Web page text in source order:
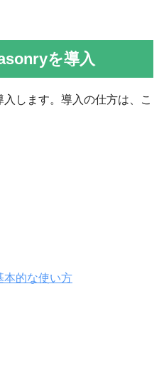
を導入
します。導入の仕方は、こ
本的な使い方